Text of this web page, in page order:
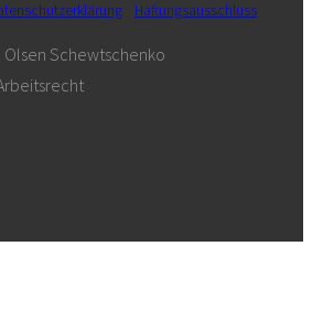
Haftungsausschluss
Olsen Schewtschenko